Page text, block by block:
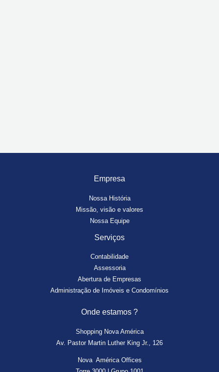
Empresa
Nossa História
Missão, visão e valores
Nossa Equipe
Serviços
Contabilidade
Assessoria
Abertura de Empresas
Administração de Imóveis e Condomínios
Onde estamos ?
Shopping Nova América
Av. Pastor Martin Luther King Jr., 126
Nova América Offices